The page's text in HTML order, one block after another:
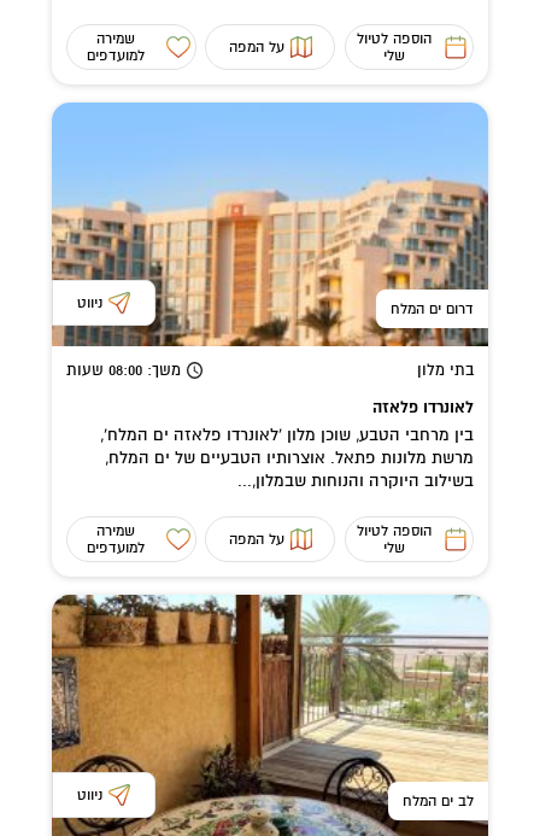
הוספה לטיול
שלי
על המפה
שמירה
למועדפים
דרום ים המלח ניווט
בתי מלון משך: 08:00 שעות
לאונרדו פלאזה
בין מרחבי הטבע, שוכן מלון 'לאונרדו פלאזה ים המלח',
מרשת מלונות פתאל. אוצרותיו הטבעיים של ים המלח,
בשילוב היוקרה והנוחות שבמלון,...
הוספה לטיול
שלי
על המפה
שמירה
למועדפים
לב ים המלח ניווט